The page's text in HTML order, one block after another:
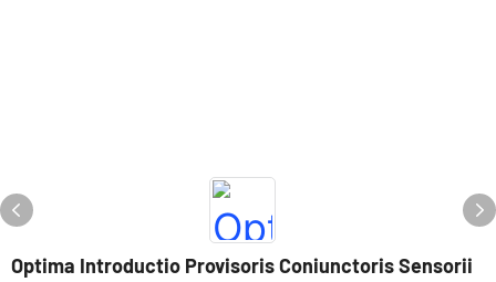
Optima Introductio Provisoris Coniunctoris Sensorii